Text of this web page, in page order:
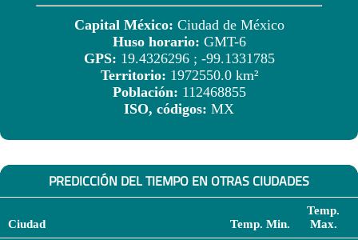
Capital México: Ciudad de México
Huso horario: GMT-6
GPS: 19.4326296 ; -99.1331785
Territorio: 1972550.0 km²
Población: 112468855
ISO, códigos: MX
PREDICCIÓN DEL TIEMPO EN OTRAS CIUDADES
Ciudad Temp. Min.
Temp.
Max.